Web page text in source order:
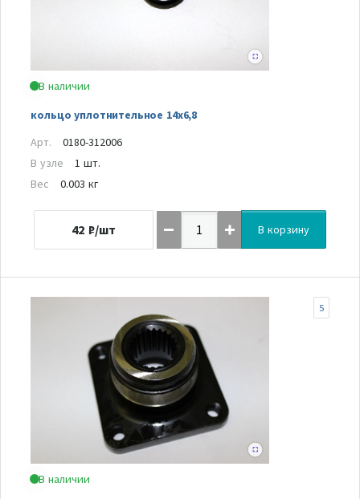
В наличии
кольцо уплотнительное 14х6,8
Арт.
0180-312006
В узле
1 шт.
Вес
0.003 кг
42 ₽/шт В корзину
В наличии
5